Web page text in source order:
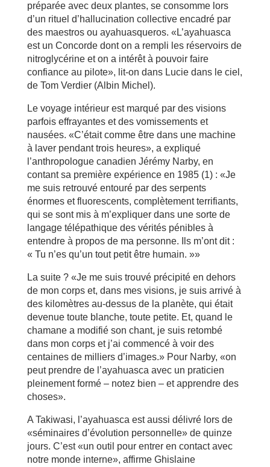
préparée avec deux plantes, se consomme lors
d’un rituel d’hallucination collective encadré par
des maestros ou ayahuasqueros. «L’ayahuasca
est un Concorde dont on a rempli les réservoirs de
nitroglycérine et on a intérêt à pouvoir faire
confiance au pilote», lit-on dans Lucie dans le ciel,
de Tom Verdier (Albin Michel).
Le voyage intérieur est marqué par des visions
parfois effrayantes et des vomissements et
nausées. «C’était comme être dans une machine
à laver pendant trois heures», a expliqué
l’anthropologue canadien Jérémy Narby, en
contant sa première expérience en 1985 (1) : «Je
me suis retrouvé entouré par des serpents
énormes et fluorescents, complètement terrifiants,
qui se sont mis à m’expliquer dans une sorte de
langage télépathique des vérités pénibles à
entendre à propos de ma personne. Ils m’ont dit :
« Tu n’es qu’un tout petit être humain. »»
La suite ? «Je me suis trouvé précipité en dehors
de mon corps et, dans mes visions, je suis arrivé à
des kilomètres au-dessus de la planète, qui était
devenue toute blanche, toute petite. Et, quand le
chamane a modifié son chant, je suis retombé
dans mon corps et j’ai commencé à voir des
centaines de milliers d’images.» Pour Narby, «on
peut prendre de l’ayahuasca avec un praticien
pleinement formé – notez bien – et apprendre des
choses».
A Takiwasi, l’ayahuasca est aussi délivré lors de
«séminaires d’évolution personnelle» de quinze
jours. C’est «un outil pour entrer en contact avec
notre monde interne», affirme Ghislaine